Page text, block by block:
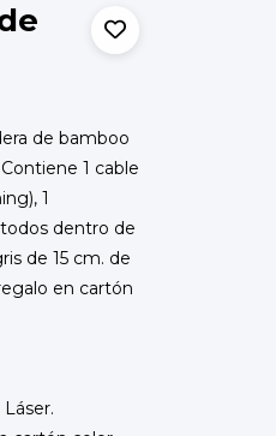
de bamboo
1 cable
1
dentro de
de 15 cm. de
en cartón